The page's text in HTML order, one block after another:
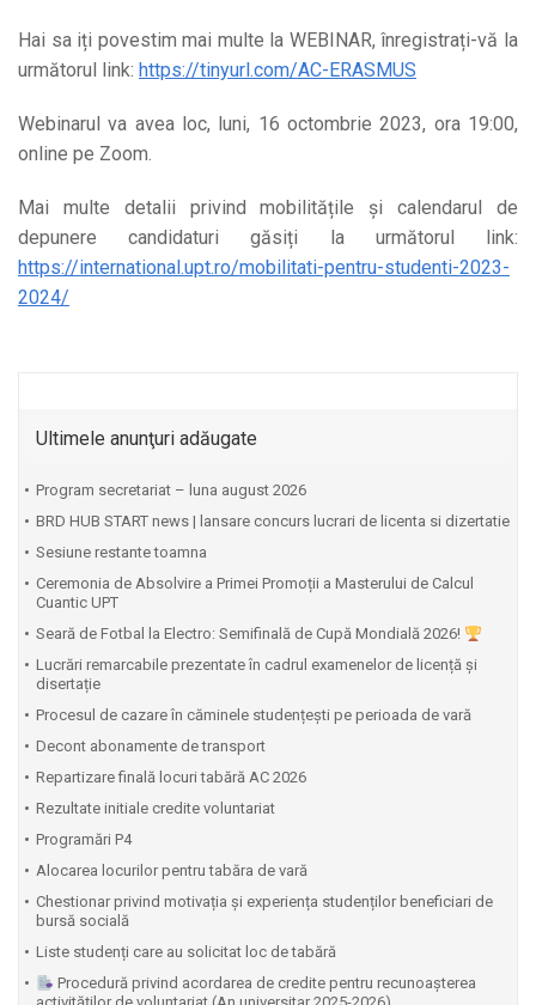
Hai sa iți povestim mai multe la WEBINAR, înregistrați-vă la
următorul link: https://tinyurl.com/AC-ERASMUS
Webinarul va avea loc, luni, 16 octombrie 2023, ora 19:00,
online pe Zoom.
Mai multe detalii privind mobilitățile și calendarul de
depunere candidaturi găsiți la următorul link:
https://international.upt.ro/mobilitati-pentru-studenti-2023-
2024/
Ultimele anunţuri adăugate
Program secretariat – luna august 2026
BRD HUB START news | lansare concurs lucrari de licenta si dizertatie
Sesiune restante toamna
Ceremonia de Absolvire a Primei Promoții a Masterului de Calcul
Cuantic UPT
⁠Seară de Fotbal la Electro: Semifinală de Cupă Mondială 2026!
Lucrări remarcabile prezentate în cadrul examenelor de licență și
disertație
Procesul de cazare în căminele studențești pe perioada de vară
Decont abonamente de transport
Repartizare finală locuri tabără AC 2026
Rezultate initiale credite voluntariat
Programări P4
Alocarea locurilor pentru tabăra de vară
Chestionar privind motivația și experiența studenților beneficiari de
bursă socială
Liste studenți care au solicitat loc de tabără
Procedură privind acordarea de credite pentru recunoașterea